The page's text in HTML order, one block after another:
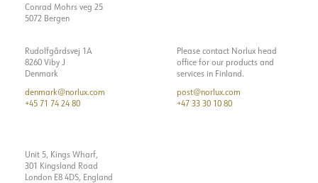
Conrad Mohrs veg 25
5072 Bergen
Rudolfgårdsvej 1A
8260 Viby J
Denmark
denmark@norlux.com
+45 71 74 24 80
Please contact Norlux head
office for our products and
services in Finland.
post@norlux.com
+47 33 30 10 80
Unit 5, Kings Wharf,
301 Kingsland Road
London E8 4DS, England